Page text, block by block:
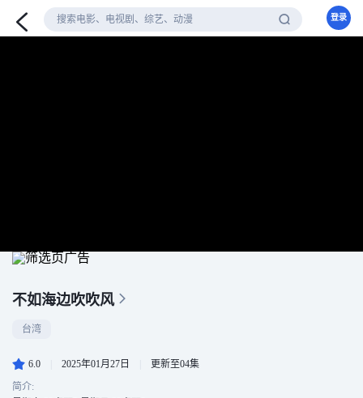
登录
不如海边吹吹风
台湾
6.0 2025年01月27日
更新至04集
简介: